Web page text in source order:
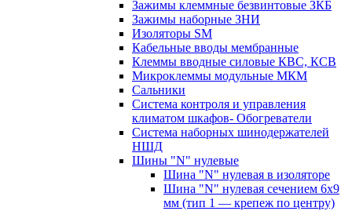
Зажимы клеммные безвинтовые ЗКБ
Зажимы наборные ЗНИ
Изоляторы SM
Кабельные вводы мембранные
Клеммы вводные силовые КВС, КСВ
Микроклеммы модульные МКМ
Сальники
Система контроля и управления
климатом шкафов- Обогреватели
Система наборных шинодержателей
НШД
Шины "N" нулевые
Шина "N" нулевая в изоляторе
Шина "N" нулевая сечением 6х9
мм (тип 1 — крепеж по центру)